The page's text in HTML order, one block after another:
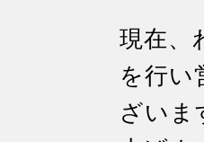
現在、
を行い
ざいま